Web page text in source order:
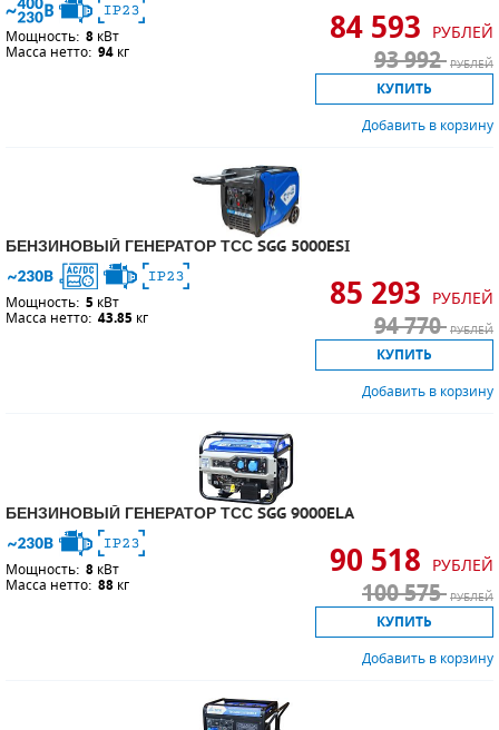
Мощность: 8 кВт
Масса нетто: 94 кг
84 593 РУБЛЕЙ
93 992 РУБЛЕЙ
КУПИТЬ
Добавить в корзину
БЕНЗИНОВЫЙ ГЕНЕРАТОР ТСС SGG 5000ESI
Мощность: 5 кВт
Масса нетто: 43.85 кг
85 293 РУБЛЕЙ
94 770 РУБЛЕЙ
КУПИТЬ
Добавить в корзину
БЕНЗИНОВЫЙ ГЕНЕРАТОР ТСС SGG 9000ELA
Мощность: 8 кВт
Масса нетто: 88 кг
90 518 РУБЛЕЙ
100 575 РУБЛЕЙ
КУПИТЬ
Добавить в корзину